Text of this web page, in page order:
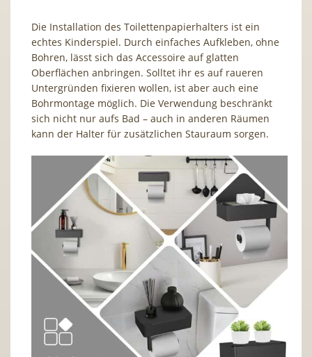
Die Installation des Toilettenpapierhalters ist ein
echtes Kinderspiel. Durch einfaches Aufkleben, ohne
Bohren, lässt sich das Accessoire auf glatten
Oberflächen anbringen. Solltet ihr es auf raueren
Untergründen fixieren wollen, ist aber auch eine
Bohrmontage möglich. Die Verwendung beschränkt
sich nicht nur aufs Bad – auch in anderen Räumen
kann der Halter für zusätzlichen Stauraum sorgen.